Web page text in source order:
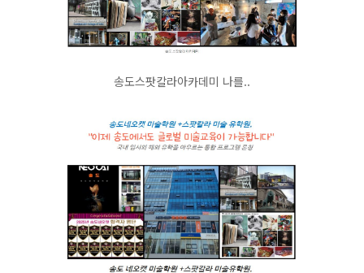
송도스팟칼라아카데미 나를..